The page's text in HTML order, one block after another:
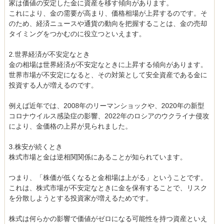
家は価値の安定した金に資産を移す傾向があります。
これにより、金の需要が高まり、価格相場が上昇するのです。そ
のため、経済ニュースや通貨の動向を把握することは、金の売却
タイミングをつかむのに役立つといえます。
2.世界経済が不安定なとき
金の相場は世界経済が不安定なときに上昇する傾向があります。
世界市場が不安定になると、その対策として安全資産である金に
投資する人が増えるのです。
例えば近年では、2008年のリーマンショックや、2020年の新型
コロナウイルス感染症の影響、2022年のロシアのウクライナ侵攻
により、金価格の上昇が見られました。
3.株安が続くとき
株式市場と金は逆相関関係にあることが知られています。
つまり、「株価が低くなると金相場は上がる」ということです。
これは、株式市場が不安定なときに金を保有することで、リスク
を分散しようとする投資家が増えるためです。
株式は何らかの影響で価値がゼロになる可能性を持つ資産といえ